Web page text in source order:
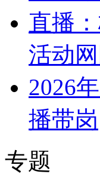
直播
活动
2026
播带岗
专题